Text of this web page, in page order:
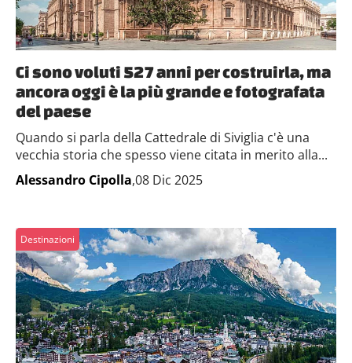
Ci sono voluti 527 anni per costruirla, ma
ancora oggi è la più grande e fotografata
del paese
Quando si parla della Cattedrale di Siviglia c'è una
vecchia storia che spesso viene citata in merito alla...
Alessandro Cipolla,08 Dic 2025
Destinazioni